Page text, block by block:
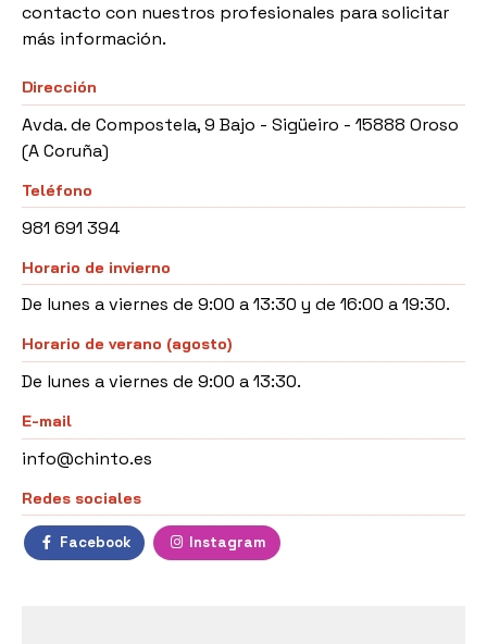
contacto con nuestros profesionales para solicitar
más información.
Dirección
Avda. de Compostela, 9 Bajo - Sigüeiro - 15888 Oroso
(A Coruña)
Teléfono
981 691 394
Horario de invierno
De lunes a viernes de 9:00 a 13:30 y de 16:00 a 19:30.
Horario de verano (agosto)
De lunes a viernes de 9:00 a 13:30.
E-mail
info@chinto.es
Redes sociales
Facebook Instagram